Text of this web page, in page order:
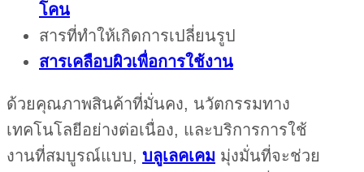
โคน
สารที่ทำให้เกิดการเปลี่ยนรูป
สารเคลือบผิวเพื่อการใช้งาน
ด้วยคุณภาพสินค้าที่มั่นคง, นวัตกรรมทาง
เทคโนโลยีอย่างต่อเนื่อง, และบริการการใช้
งานที่สมบูรณ์แบบ, บลูเลคเคม มุ่งมั่นที่จะช่วย